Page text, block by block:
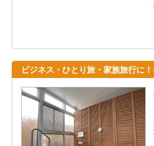
ビジネス・ひとり旅・家族旅行に